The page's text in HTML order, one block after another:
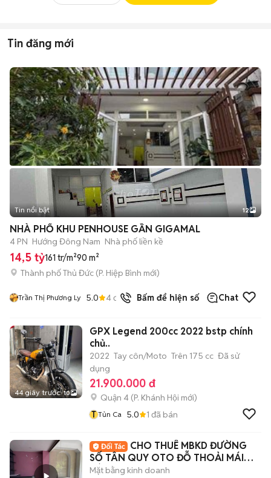
Tin đăng mới
+2
Tin nổi bật 12
NHÀ PHỐ KHU PENHOUSE GẦN GIGAMAL
4 PN Hướng Đông Nam Nhà phố liền kề
14,5 tỷ161 tr/m²90 m²
Thành phố Thủ Đức (P. Hiệp Bình mới)
Trần Thị Phương Ly 5.0 4đã bánBấm để hiện số Chat
44 giây trước 10
GPX Legend 200cc 2022 bstp chính
chủ..
2022 Tay côn/Moto Trên 175 cc Đã sử
dụng
21.900.000 đ
Quận 4 (P. Khánh Hội mới)
T Tủn Ca 5.0 1 đã bán
CHO THUÊ MBKD ĐƯỜNG
SỐ TÂN QUY OTO ĐỖ THOẢI MÁI
SÁT LOTTE MART QUẬN 7
Mặt bằng kinh doanh